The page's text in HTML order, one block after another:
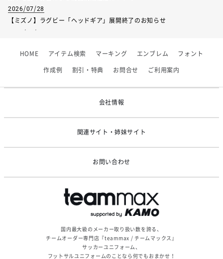
2026/07/28
【ミズノ】ラグビー「ヘッドギア」展開終了のお知らせ
2026/07/01
2026/06/09
【アシックス】一部商品「生地の在庫限り」廃盤のお知らせ
HOME アイテム検索 マーキング エンブレム フォント
作成例 割引・特典 お問合せ ご利用案内
会社情報
関連サイト・姉妹サイト
お問い合わせ
国内最大級のメーカー取り扱い数を誇る、
チームオーダー専門店『teammax / チームマックス』
サッカーユニフォーム、
フットサルユニフォームのことなら何でもおまかせ！